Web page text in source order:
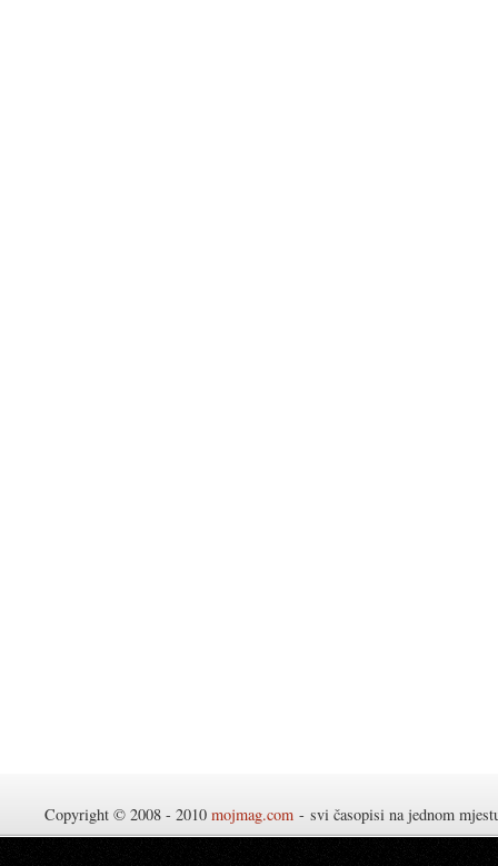
Copyright © 2008 - 2010 mojmag.com - svi časopisi na jednom